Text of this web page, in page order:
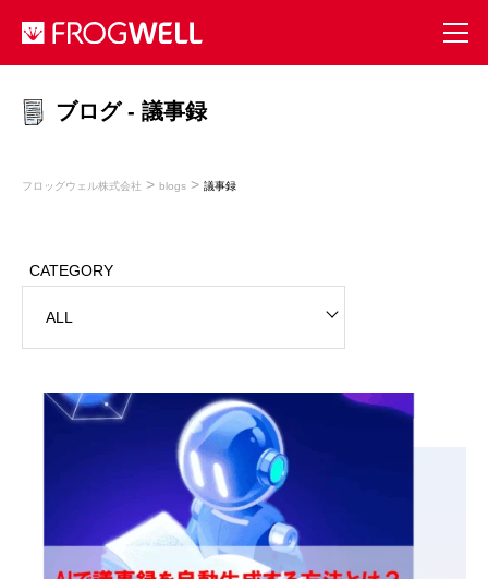
ブログ - 議事録
フロッグウェル株式会社 > blogs > 議事録
CATEGORY